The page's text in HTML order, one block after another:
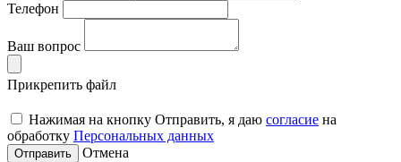
Телефон
Ваш вопрос
Прикрепить файл
Нажимая на кнопку Отправить, я даю согласие на
обработку Персональных данных
Отправить
Отмена